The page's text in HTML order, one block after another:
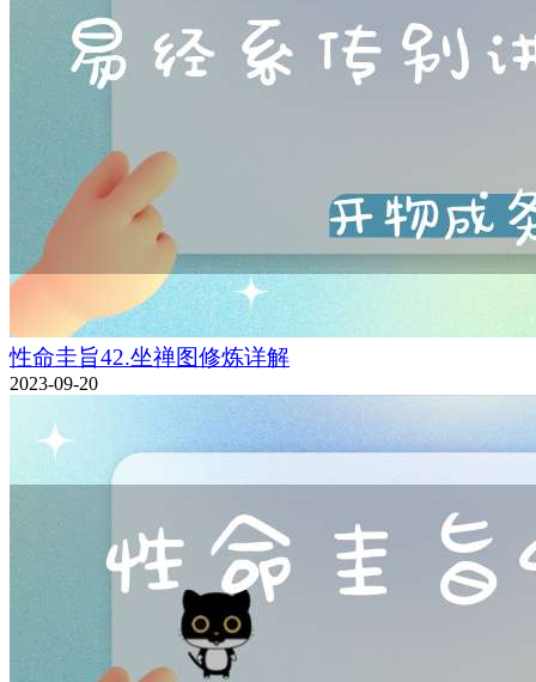
性命圭旨42.坐禅图修炼详解
2023-09-20